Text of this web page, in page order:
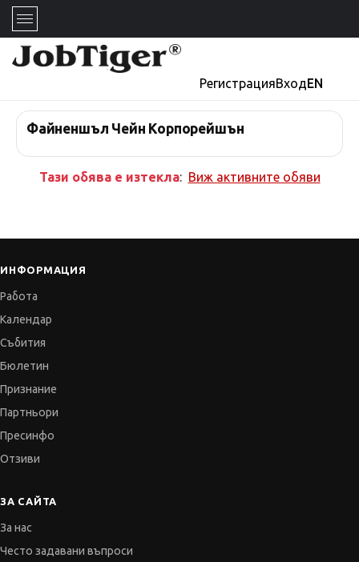
РегистрацияВходEN
Файненшъл Чейн Корпорейшън
Тази обява е изтекла: Виж активните обяви
ИНФОРМАЦИЯ
Работа
Календар
Събития
Бюлетин
Признание
Партньори
Пресинфо
Отзиви
ЗА САЙТА
За нас
Често задавани въпроси